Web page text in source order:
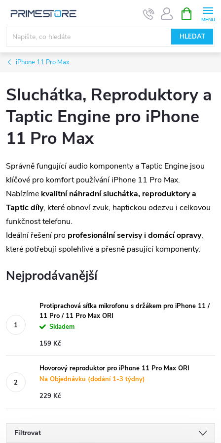
obsah
HLEDAT
NÁKUPNÍ
KOŠÍK
iPhone 11 Pro Max
Sluchátka, Reproduktory a
Taptic Engine pro iPhone
11 Pro Max
Správně fungující audio komponenty a Taptic Engine jsou
klíčové pro komfort používání iPhone 11 Pro Max.
Nabízíme kvalitní náhradní sluchátka, reproduktory a
Taptic díly, které obnoví zvuk, haptickou odezvu i celkovou
funkčnost telefonu.
Ideální řešení pro profesionální servisy i domácí opravy,
které potřebují spolehlivé a přesně pasující komponenty.
Nejprodávanější
Protiprachová síťka mikrofonu s držákem pro iPhone 11 /
11 Pro / 11 Pro Max ORI
Skladem
159 Kč
Hovorový reproduktor pro iPhone 11 Pro Max ORI
Na Objednávku (dodání 1-3 týdny)
229 Kč
Filtrovat